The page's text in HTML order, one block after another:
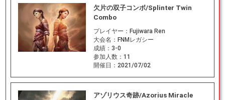
欠片の双子コンボ/Splinter Twin
Combo
プレイヤー： Fujiwara Ren
大会名： FNMレガシー
成績： 3-0
参加人数： 11
開催日： 2021/07/02
アゾリウス奇跡/Azorius Miracle